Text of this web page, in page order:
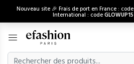
Nouveau site 🎉 Frais de port en France : code
International : codeGLOWUP15